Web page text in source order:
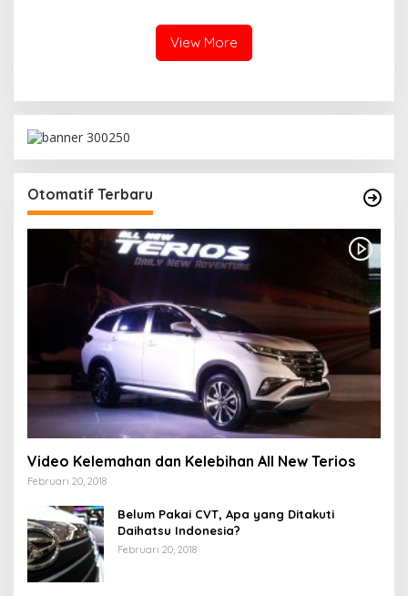
View More
Otomatif Terbaru
Video Kelemahan dan Kelebihan All New Terios
Februari 20, 2018
Belum Pakai CVT, Apa yang Ditakuti
Daihatsu Indonesia?
Februari 20, 2018